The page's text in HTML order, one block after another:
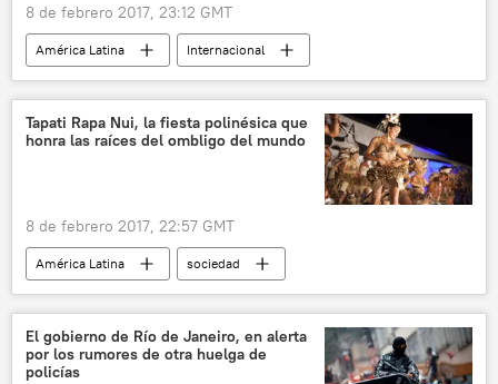
8 de febrero 2017, 23:12 GMT
América Latina
Internacional
política
Argentina
Cristina Fernández de Kirchner
Oscar Parrilli
Raúl Kollman
juicio
escuchas
Tapati Rapa Nui, la fiesta polinésica que
honra las raíces del ombligo del mundo
8 de febrero 2017, 22:57 GMT
América Latina
sociedad
Internacional
🎭 Arte y cultura
Chile
Isla de Pascua
fiesta
noticias
El gobierno de Río de Janeiro, en alerta
por los rumores de otra huelga de
policías